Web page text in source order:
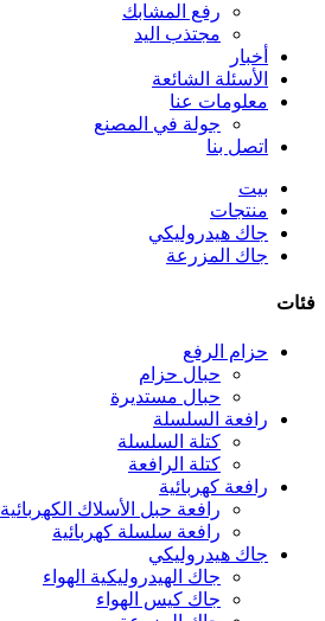
رفع المشابك
مجتذب اليد
أخبار
الأسئلة الشائعة
معلومات عنا
جولة في المصنع
اتصل بنا
بيت
منتجات
جاك هيدروليكي
جاك المزرعة
فئات
حزام الرفع
حبال حزام
حبال مستديرة
رافعة السلسلة
كتلة السلسلة
كتلة الرافعة
رافعة كهربائية
رافعة حبل الأسلاك الكهربائية
رافعة سلسلة كهربائية
جاك هيدروليكي
جاك الهيدروليكية الهواء
جاك كيس الهواء